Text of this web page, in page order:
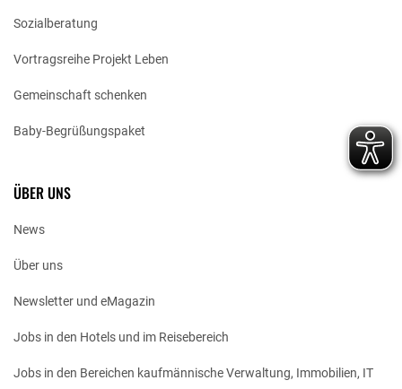
Sozialberatung
Vortragsreihe Projekt Leben
Gemeinschaft schenken
Baby-Begrüßungspaket
ÜBER UNS
News
Über uns
Newsletter und eMagazin
Jobs in den Hotels und im Reisebereich
Jobs in den Bereichen kaufmännische Verwaltung, Immobilien, IT